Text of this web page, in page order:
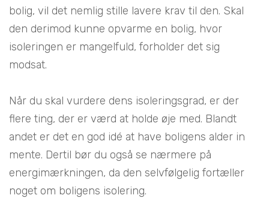
bolig, vil det nemlig stille lavere krav til den. Skal
den derimod kunne opvarme en bolig, hvor
isoleringen er mangelfuld, forholder det sig
modsat.
Når du skal vurdere dens isoleringsgrad, er der
flere ting, der er værd at holde øje med. Blandt
andet er det en god idé at have boligens alder in
mente. Dertil bør du også se nærmere på
energimærkningen, da den selvfølgelig fortæller
noget om boligens isolering.